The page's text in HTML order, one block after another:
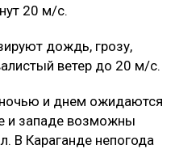
20 м/с.
дождь, грозу,
ветер до 20 м/с.
и днем ожидаются
и западе возможны
В Караганде непогода